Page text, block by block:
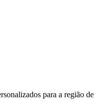
para a região de